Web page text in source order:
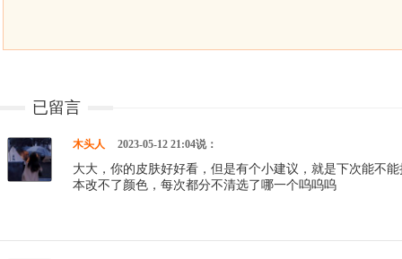
已留言
木头人 2023-05-12 21:04说：
大大，你的皮肤好好看，但是有个小建议，就是下次能不
本改不了颜色，每次都分不清选了哪一个呜呜呜